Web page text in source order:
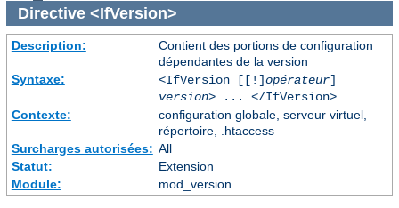
Directive <IfVersion>
Description:
Contient des portions de configuration
dépendantes de la version
Syntaxe:
<IfVersion [[!]opérateur]
version> ... </IfVersion>
Contexte:
configuration globale, serveur virtuel,
répertoire, .htaccess
Surcharges autorisées: All
Statut:
Extension
Module:
mod_version